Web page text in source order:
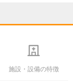
施設・設備の特徴